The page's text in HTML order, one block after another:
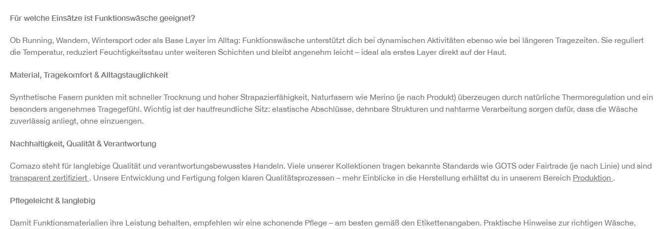
Für welche Einsätze ist Funktionswäsche geeignet?
Ob Running, Wandern, Wintersport oder als Base Layer im Alltag: Funktionswäsche unterstützt dich bei dynamischen Aktivitäten ebenso wie bei längeren Tragezeiten. Sie reguliert
die Temperatur, reduziert Feuchtigkeitsstau unter weiteren Schichten und bleibt angenehm leicht – ideal als erstes Layer direkt auf der Haut.
Material, Tragekomfort & Alltagstauglichkeit
Synthetische Fasern punkten mit schneller Trocknung und hoher Strapazierfähigkeit, Naturfasern wie Merino (je nach Produkt) überzeugen durch natürliche Thermoregulation und ein
besonders angenehmes Tragegefühl. Wichtig ist der hautfreundliche Sitz: elastische Abschlüsse, dehnbare Strukturen und nahtarme Verarbeitung sorgen dafür, dass die Wäsche
zuverlässig anliegt, ohne einzuengen.
Nachhaltigkeit, Qualität & Verantwortung
Comazo steht für langlebige Qualität und verantwortungsbewusstes Handeln. Viele unserer Kollektionen tragen bekannte Standards wie GOTS oder Fairtrade (je nach Linie) und sind
transparent zertifiziert . Unsere Entwicklung und Fertigung folgen klaren Qualitätsprozessen – mehr Einblicke in die Herstellung erhältst du in unserem Bereich Produktion .
Pflegeleicht & langlebig
Damit Funktionsmaterialien ihre Leistung behalten, empfehlen wir eine schonende Pflege – am besten gemäß den Etikettenangaben. Praktische Hinweise zur richtigen Wäsche,